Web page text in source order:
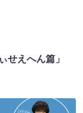
せえへん篇」